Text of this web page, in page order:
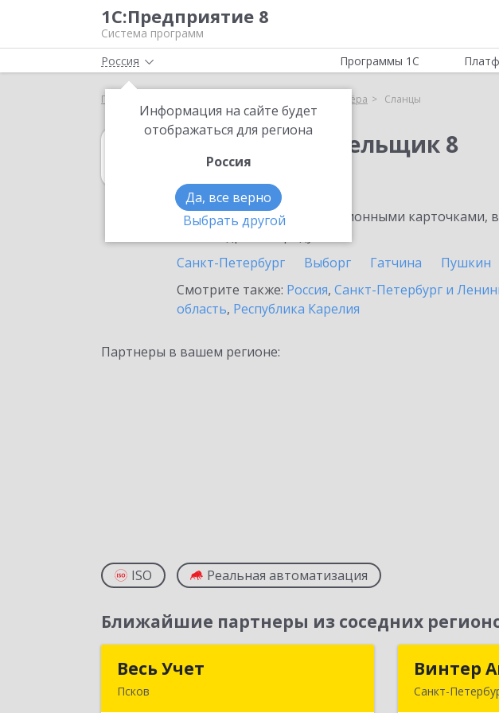
1С:Предприятие 8
Система программ
Россия
Информация на сайте будет
отображаться для региона
Россия
Да, все верно
Выбрать другой
Программы 1С
Главная Выбор партнёра Сланцы
1С:Налогоплательщик 8
в Сланцах
Ознакомьтесь с информационными карточками,
Санкт-Петербург
Выборг Гатчина Пушкин
Смотрите также: Россия, Санкт-Петербург и
область, Республика Карелия
Партнеры в вашем регионе:
ISO Реальная автоматизация
Ближайшие партнеры из соседних
Весь Учет
Псков
Винтер
Санкт-